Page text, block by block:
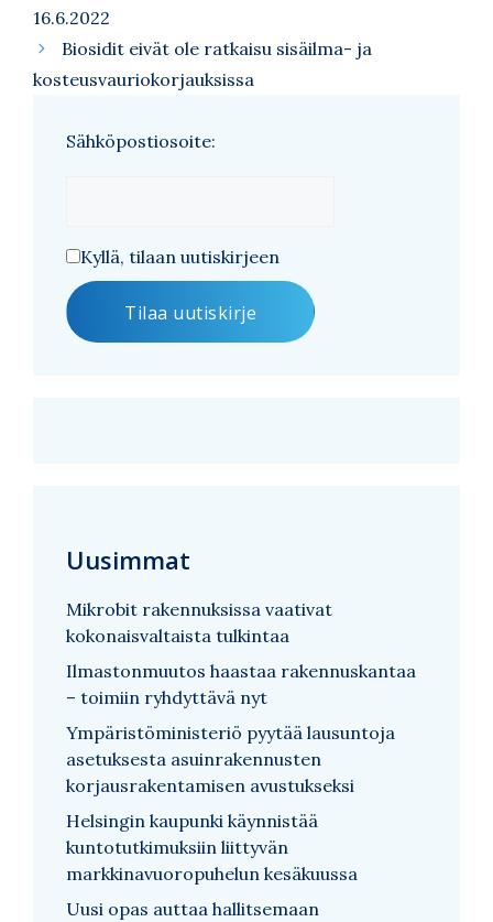
16.6.2022
Biosidit eivät ole ratkaisu sisäilma- ja
kosteusvauriokorjauksissa
Sähköpostiosoite:
Kyllä, tilaan uutiskirjeen
Uusimmat
Mikrobit rakennuksissa vaativat
kokonaisvaltaista tulkintaa
Ilmastonmuutos haastaa rakennuskantaa
– toimiin ryhdyttävä nyt
Ympäristöministeriö pyytää lausuntoja
asetuksesta asuinrakennusten
korjausrakentamisen avustukseksi
Helsingin kaupunki käynnistää
kuntotutkimuksiin liittyvän
markkinavuoropuhelun kesäkuussa
Uusi opas auttaa hallitsemaan